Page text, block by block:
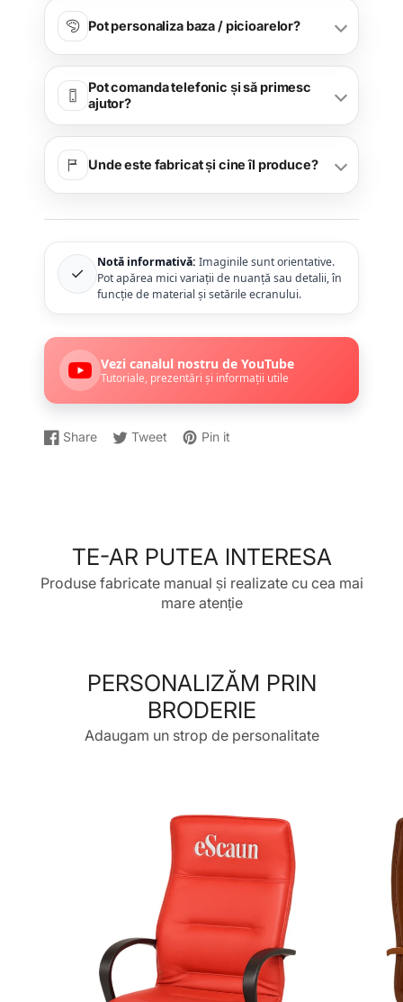
Pot personaliza baza / picioarelor?
Pot comanda telefonic și să primesc
ajutor?
Unde este fabricat și cine îl produce?
✓
Notă informativă: Imaginile sunt orientative.
Pot apărea mici variații de nuanță sau detalii, în
funcție de material și setările ecranului.
Vezi canalul nostru de YouTube
Tutoriale, prezentări și informații utile
Share
Distribuiți
Se
Tweet
Dați
Se
nouă.
Pin it
Postați
Se
nouă.
TE-AR PUTEA INTERESA
Produse fabricate manual și realizate cu cea mai
mare atenție
PERSONALIZĂM PRIN
BRODERIE
Adaugam un strop de personalitate